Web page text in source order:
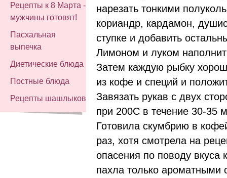
Рецепты к 8 Марта -
мужчины готовят!
Пасхальная
выпечка
Диетические блюда
Постные блюда
Рецепты шашлыков
нарезать тонкими
кориандр, кардамон,
ступке и добавить
Лимоном и луком
Затем каждую рыбку
из кофе и специй и
Завязать рукав с двух
при 200С в течение 30-35
Готовила скумбрию в
раз, хотя смотрела на
опасения по поводу
пахла только ароматными